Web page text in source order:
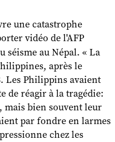
une catastrophe
vidéo de l'AFP
séisme au Népal. « La
après le
Les Philippins avaient
de réagir à la tragédie:
mais bien souvent leur
par fondre en larmes
chez les